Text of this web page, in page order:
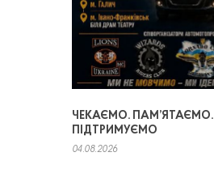
ЧЕКАЄМО. ПАМ’ЯТАЄМО.
ПІДТРИМУЄМО
04.08.2026